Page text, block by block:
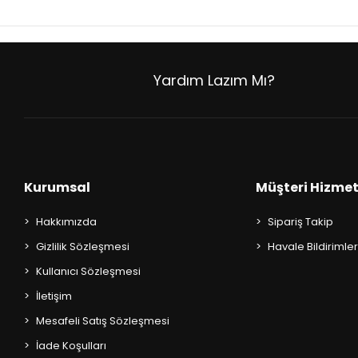
+
Yardım Lazım Mı?
Kurumsal
Hakkımızda
Gizlilik Sözleşmesi
Kullanıcı Sözleşmesi
İletişim
Mesafeli Satış Sözleşmesi
İade Koşulları
Müşteri
Sipariş Takip
Havale